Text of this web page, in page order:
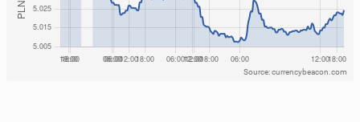
Source: currencybeacon.com